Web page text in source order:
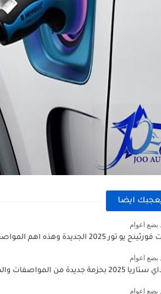
ايضا
بضع اعوام
2025 الجديدة وهذه اهم المواصفات والاسعار...
بضع اعوام
جديدة من المواصفات والمزايا وهذه ابرز...
بضع اعوام